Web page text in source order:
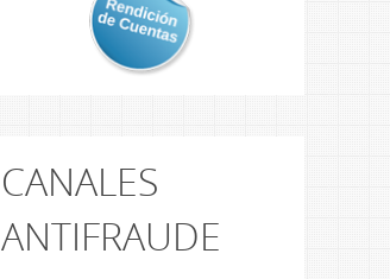
CANALES
ANTIFRAUDE